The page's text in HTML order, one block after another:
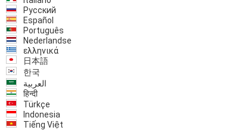
Русский
Español
Português
Nederlandse
ελληνικά
日本語
한국
العربية
हिन्दी
Türkçe
Indonesia
Tiếng Việt